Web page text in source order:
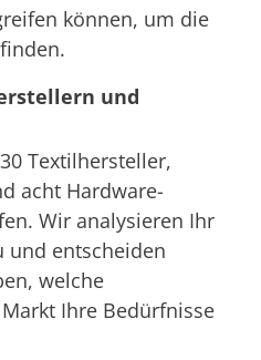
können, um die
und
Textilhersteller,
acht Hardware-
Wir analysieren Ihr
und entscheiden
welche
Ihre Bedürfnisse